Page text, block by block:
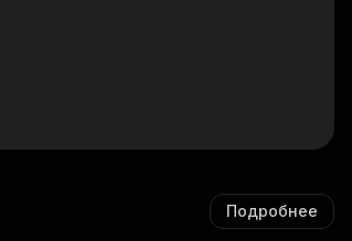
Подробнее